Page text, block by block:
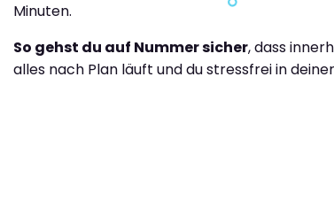
Minuten.
So gehst du auf Nummer sicher, dass
alles nach Plan läuft und du stressfrei in